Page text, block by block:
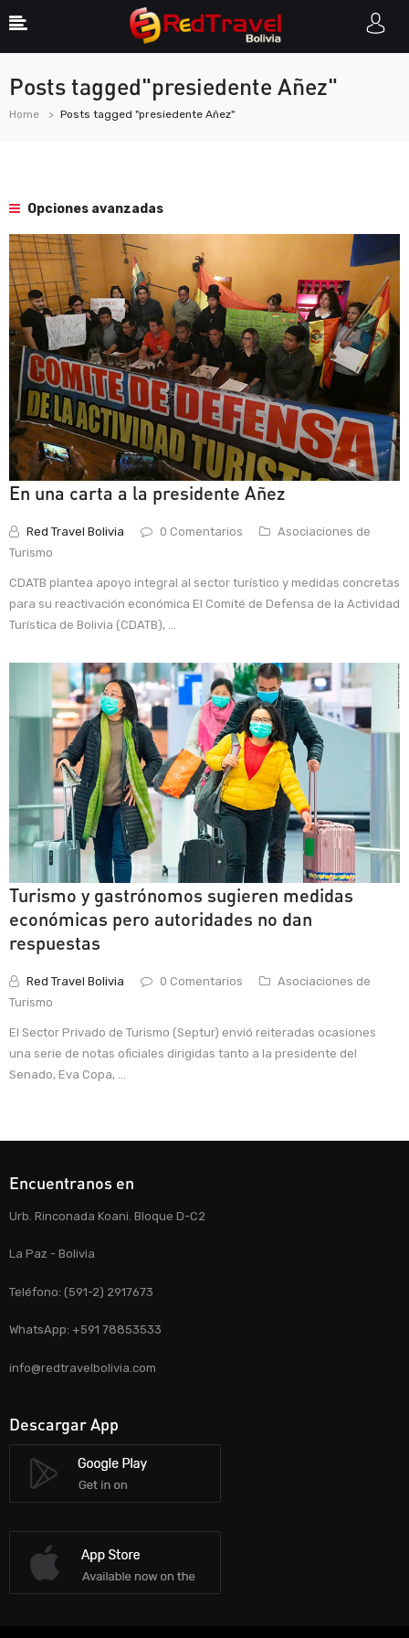
Posts tagged"presiedente Añez"
Home Posts tagged "presiedente Añez"
Opciones avanzadas
En una carta a la presidente Añez
Red Travel Bolivia 0 Comentarios
Asociaciones de
Turismo
CDATB plantea apoyo integral al sector turístico y medidas concretas
para su reactivación económica El Comité de Defensa de la Actividad
Turística de Bolivia (CDATB), ...
Turismo y gastrónomos sugieren medidas
económicas pero autoridades no dan
respuestas
Red Travel Bolivia 0 Comentarios
Asociaciones de
Turismo
El Sector Privado de Turismo (Septur) envió reiteradas ocasiones
una serie de notas oficiales dirigidas tanto a la presidente del
Senado, Eva Copa, ...
Encuentranos en
Urb. Rinconada Koani. Bloque D-C2
La Paz - Bolivia
Teléfono: (591-2) 2917673
WhatsApp: +591 78853533
info@redtravelbolivia.com
Descargar App